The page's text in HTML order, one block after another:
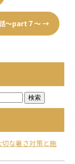
～part７～→
な暑さ対策と施